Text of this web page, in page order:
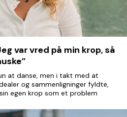
var vred på min krop, så
at danse, men i takt med at
og sammenligninger fyldte,
egen krop som et problem